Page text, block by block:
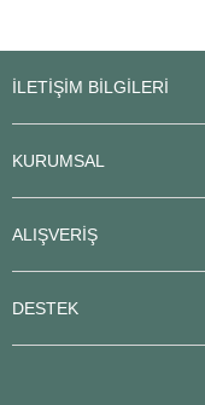
İLETİŞİM BİLGİLERİ
KURUMSAL
ALIŞVERİŞ
DESTEK